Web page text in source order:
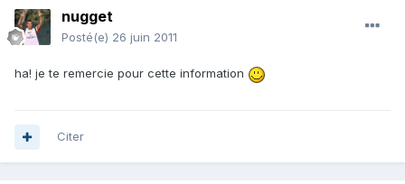
nugget
Posté(e) 26 juin 2011
ha! je te remercie pour cette information
Citer